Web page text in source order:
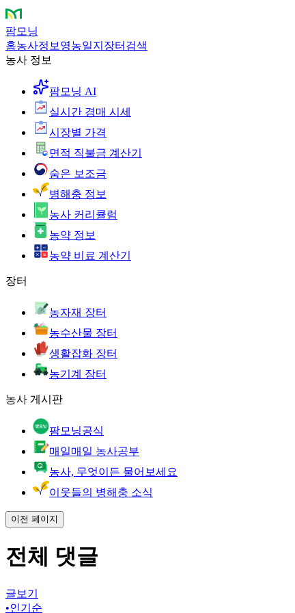
팜모닝
홈농사정보 영농일지 장터 검색
농사 정보
팜모닝 AI
실시간 경매 시세
시장별 가격
면적 직불금 계산기
숨은 보조금
병해충 정보
농사 커리큘럼
농약 정보
농약 비료 계산기
장터
농자재 장터
농수산물 장터
생활잡화 장터
농기계 장터
농사 게시판
팜모닝공식
매일매일 농사공부
농사, 무엇이든 물어보세요
이웃들의 병해충 소식
이전 페이지
전체 댓글
글보기
•인기순